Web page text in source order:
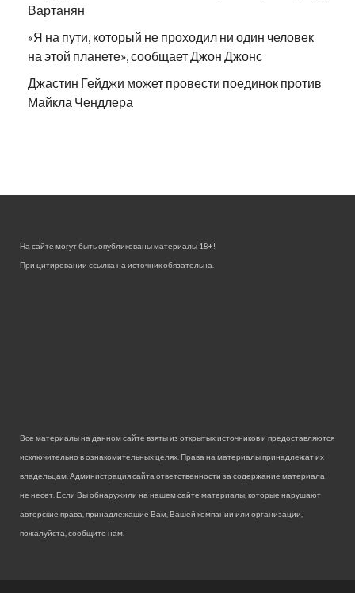
Вартанян
«Я на пути, который не проходил ни один человек
на этой планете», сообщает Джон Джонс
Джастин Гейджи может провести поединок против
Майкла Чендлера
На сайте могут быть опубликованы материалы 18+!
При цитировании ссылка на источник обязательна.
Все материалы на данном сайте взяты из открытых источников и предоставляются
исключительно в ознакомительных целях. Права на материалы принадлежат их
владельцам. Администрация сайта ответственности за содержание материала
не несет. Если Вы обнаружили на нашем сайте материалы, которые нарушают
авторские права, принадлежащие Вам, Вашей компании или организации,
пожалуйста, сообщите нам.